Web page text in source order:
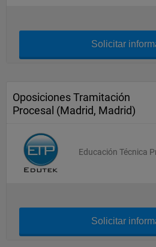
Solicitar
Oposiciones Tramitación
Procesal (Madrid, Madrid)
Educación Técnica
Solicitar